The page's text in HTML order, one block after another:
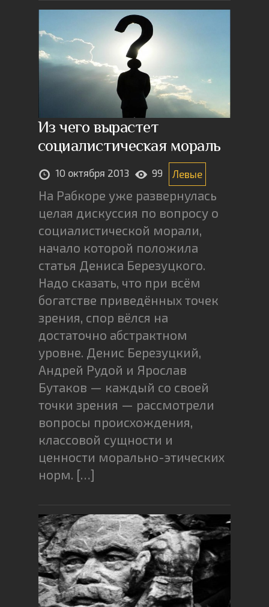
Из чего вырастет
социалистическая мораль
10 октября 2013 99 Левые
На Рабкоре уже развернулась
целая дискуссия по вопросу о
социалистической морали,
начало которой положила
статья Дениса Березуцкого.
Надо сказать, что при всём
богатстве приведённых точек
зрения, спор вёлся на
достаточно абстрактном
уровне. Денис Березуцкий,
Андрей Рудой и Ярослав
Бутаков — каждый со своей
точки зрения — рассмотрели
вопросы происхождения,
классовой сущности и
ценности морально-этических
норм. […]